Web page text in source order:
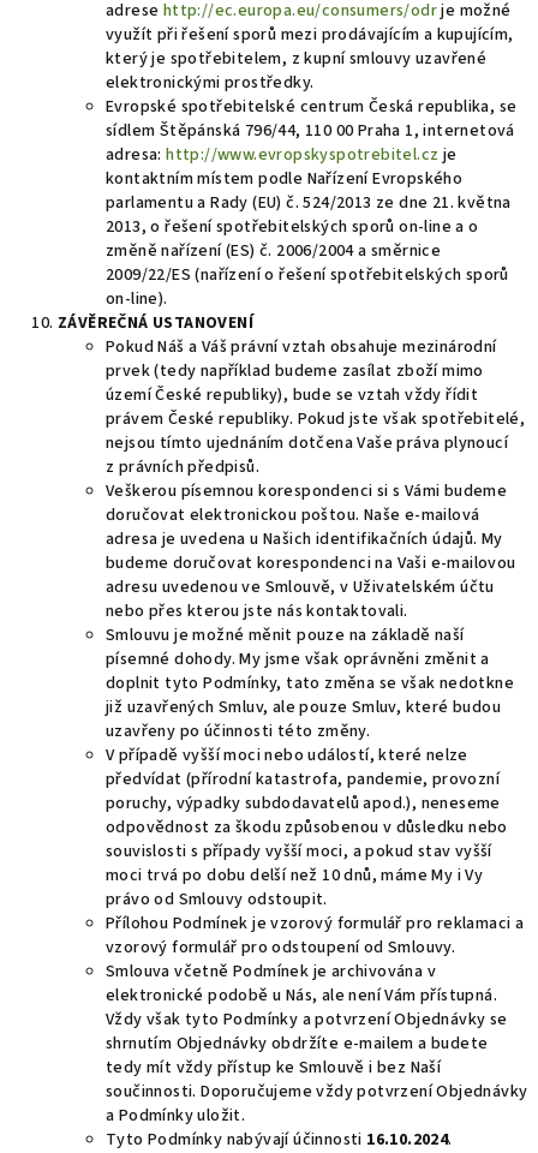
adrese http://ec.europa.eu/consumers/odrje možné
využít při řešení sporů mezi prodávajícím a kupujícím,
který je spotřebitelem, z kupní smlouvy uzavřené
elektronickými prostředky.
Evropské spotřebitelské centrum Česká republika, se
sídlem Štěpánská 796/44, 110 00 Praha 1, internetová
adresa:http://www.evropskyspotrebitel.cz je
kontaktním místem podle Nařízení Evropského
parlamentu a Rady (EU) č. 524/2013 ze dne 21. května
2013, o řešení spotřebitelských sporů on-line a o
změně nařízení (ES) č. 2006/2004 a směrnice
2009/22/ES (nařízení o řešení spotřebitelských sporů
on-line).
ZÁVĚREČNÁ USTANOVENÍ
Pokud Náš a Váš právní vztah obsahuje mezinárodní
prvek (tedy například budeme zasílat zboží mimo
území České republiky), bude se vztah vždy řídit
právem České republiky. Pokud jste však spotřebitelé,
nejsou tímto ujednáním dotčena Vaše práva plynoucí
z právních předpisů.
Veškerou písemnou korespondenci si s Vámi budeme
doručovat elektronickou poštou. Naše e-mailová
adresa je uvedena u Našich identifikačních údajů. My
budeme doručovat korespondenci na Vaši e-mailovou
adresu uvedenou ve Smlouvě, v Uživatelském účtu
nebo přes kterou jste nás kontaktovali.
Smlouvu je možné měnit pouze na základě naší
písemné dohody. My jsme však oprávněni změnit a
doplnit tyto Podmínky, tato změna se však nedotkne
již uzavřených Smluv, ale pouze Smluv, které budou
uzavřeny po účinnosti této změny.
V případě vyšší moci nebo událostí, které nelze
předvídat (přírodní katastrofa, pandemie, provozní
poruchy, výpadky subdodavatelů apod.), neneseme
odpovědnost za škodu způsobenou v důsledku nebo
souvislosti s případy vyšší moci, a pokud stav vyšší
moci trvá po dobu delší než 10 dnů, máme My i Vy
právo od Smlouvy odstoupit.
Přílohou Podmínek je vzorový formulář pro reklamaci a
vzorový formulář pro odstoupení od Smlouvy.
Smlouva včetně Podmínek je archivována v
elektronické podobě u Nás, ale není Vám přístupná.
Vždy však tyto Podmínky a potvrzení Objednávky se
shrnutím Objednávky obdržíte e-mailem a budete
tedy mít vždy přístup ke Smlouvě i bez Naší
součinnosti. Doporučujeme vždy potvrzení Objednávky
a Podmínky uložit.
Tyto Podmínky nabývají účinnosti 16.10.2024.